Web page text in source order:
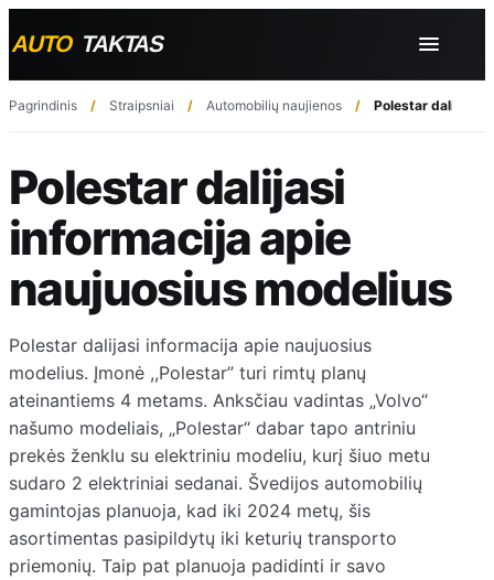
Pagrindinis Straipsniai Automobilių naujienos Polestar dalijasi
Polestar dalijasi
informacija apie
naujuosius modelius
Polestar dalijasi informacija apie naujuosius
modelius. Įmonė ,,Polestar” turi rimtų planų
ateinantiems 4 metams. Anksčiau vadintas „Volvo“
našumo modeliais, „Polestar“ dabar tapo antriniu
prekės ženklu su elektriniu modeliu, kurį šiuo metu
sudaro 2 elektriniai sedanai. Švedijos automobilių
gamintojas planuoja, kad iki 2024 metų, šis
asortimentas pasipildytų iki keturių transporto
priemonių. Taip pat planuoja padidinti ir savo